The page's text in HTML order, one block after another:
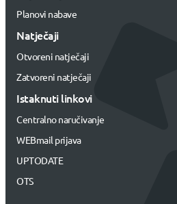
Planovi nabave
Natječaji
Otvoreni natječaji
Zatvoreni natječaji
Istaknuti linkovi
Centralno naručivanje
WEBmail prijava
UPTODATE
OTS